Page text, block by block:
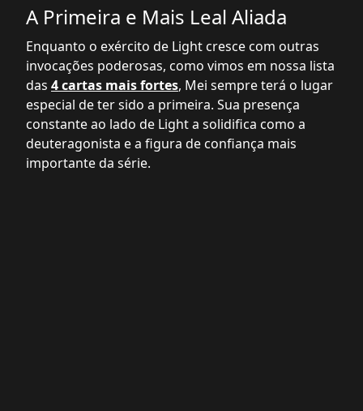
A Primeira e Mais Leal Aliada
Enquanto o exército de Light cresce com outras
invocações poderosas, como vimos em nossa lista
das 4 cartas mais fortes, Mei sempre terá o lugar
especial de ter sido a primeira. Sua presença
constante ao lado de Light a solidifica como a
deuteragonista e a figura de confiança mais
importante da série.